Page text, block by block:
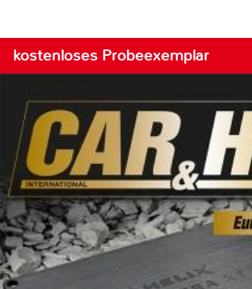
kostenloses Probeexemplar